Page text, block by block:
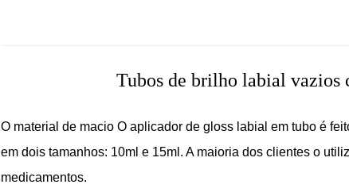
Tubos de brilho labial vazios
O material de macio O aplicador de gloss labial em tubo é
em dois tamanhos: 10ml e 15ml. A maioria dos clientes o
medicamentos.